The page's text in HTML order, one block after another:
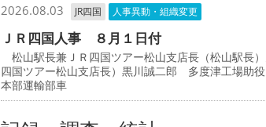
2026.08.03 JR四国 人事異動・組織変更
ＪＲ四国人事 ８月１日付
松山駅長兼ＪＲ四国ツアー松山支店長（松山駅長
四国ツアー松山支店長）黒川誠二郎 多度津工場助
本部運輸部車